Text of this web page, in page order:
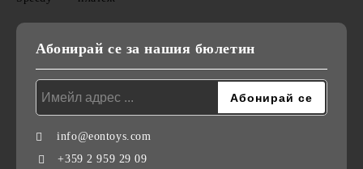
Абонирай се за нашия бюлетин
info@eontoys.com
+359 2 959 29 09